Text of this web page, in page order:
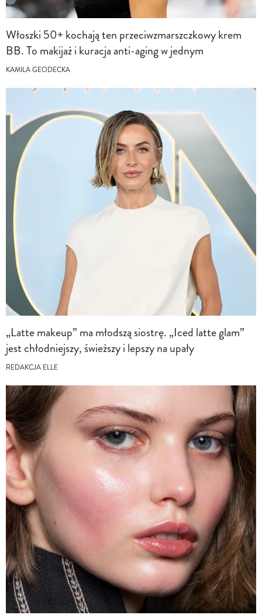
Włoszki 50+ kochają ten przeciwzmarszczkowy krem
BB. To makijaż i kuracja anti-aging w jednym
KAMILA GEODECKA
„Latte makeup” ma młodszą siostrę. „Iced latte glam”
jest chłodniejszy, świeższy i lepszy na upały
REDAKCJA ELLE